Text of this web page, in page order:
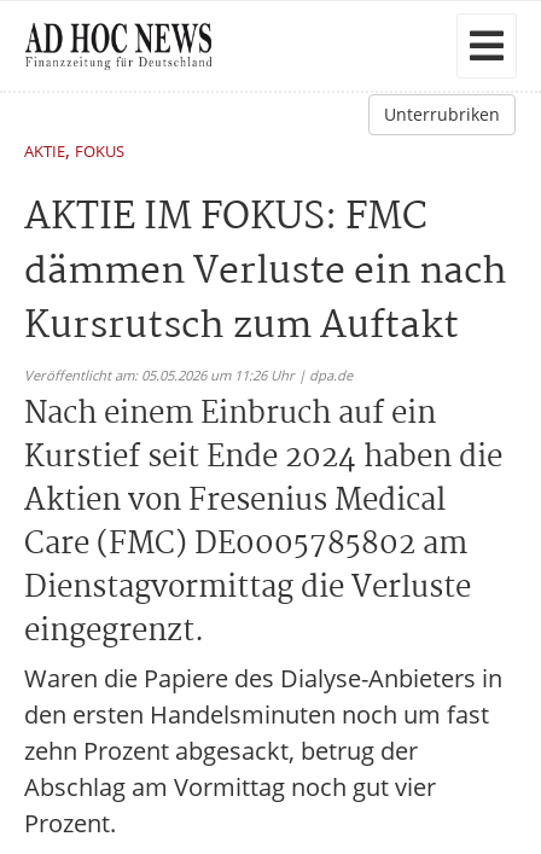
Unterrubriken
AKTIE, FOKUS
AKTIE IM FOKUS: FMC
dämmen Verluste ein nach
Kursrutsch zum Auftakt
Veröffentlicht am: 05.05.2026 um 11:26 Uhr | dpa.de
Nach einem Einbruch auf ein
Kurstief seit Ende 2024 haben die
Aktien von Fresenius Medical
Care (FMC) DE0005785802 am
Dienstagvormittag die Verluste
eingegrenzt.
Waren die Papiere des Dialyse-Anbieters in
den ersten Handelsminuten noch um fast
zehn Prozent abgesackt, betrug der
Abschlag am Vormittag noch gut vier
Prozent.